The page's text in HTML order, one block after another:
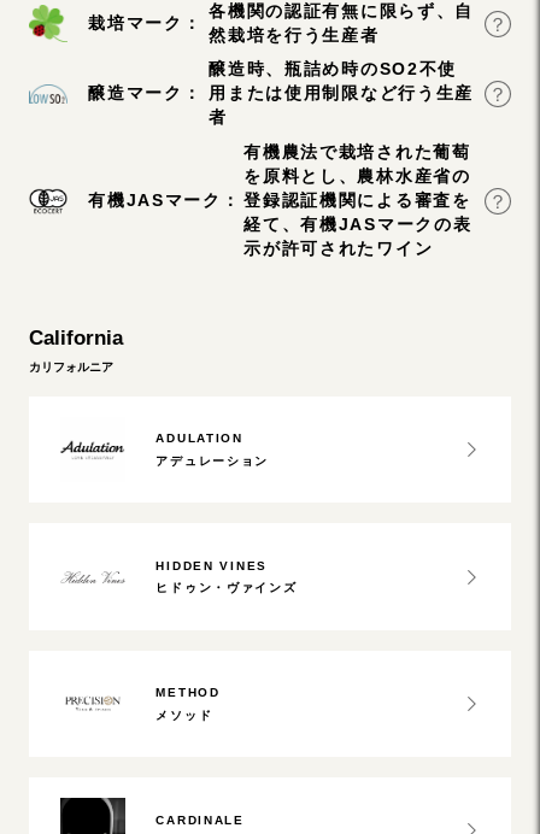
栽培マーク：
各機関の認証有無に限らず、自
然栽培を行う生産者
醸造マーク：
醸造時、瓶詰め時のSO2不使
用または使用制限など行う生産
者
有機JASマーク：
有機農法で栽培された葡萄
を原料とし、農林水産省の
登録認証機関による審査を
経て、有機JASマークの表
示が許可されたワイン
California
カリフォルニア
ADULATION
アデュレーション
HIDDEN VINES
ヒドゥン・ヴァインズ
METHOD
メソッド
CARDINALE